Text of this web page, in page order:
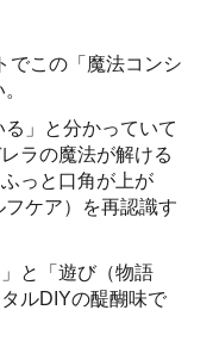
でこの「魔法コンシ
る」と分かっていて
ラの魔法が解ける
っと口角が上が
ケア）を再認識す
と「遊び（物語
ルDIYの醍醐味で